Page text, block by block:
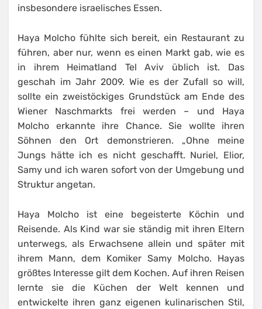
insbesondere israelisches Essen.
Haya Molcho fühlte sich bereit, ein Restaurant zu
führen, aber nur, wenn es einen Markt gab, wie es
in ihrem Heimatland Tel Aviv üblich ist. Das
geschah im Jahr 2009. Wie es der Zufall so will,
sollte ein zweistöckiges Grundstück am Ende des
Wiener Naschmarkts frei werden – und Haya
Molcho erkannte ihre Chance. Sie wollte ihren
Söhnen den Ort demonstrieren. „Ohne meine
Jungs hätte ich es nicht geschafft. Nuriel, Elior,
Samy und ich waren sofort von der Umgebung und
Struktur angetan.
Haya Molcho ist eine begeisterte Köchin und
Reisende. Als Kind war sie ständig mit ihren Eltern
unterwegs, als Erwachsene allein und später mit
ihrem Mann, dem Komiker Samy Molcho. Hayas
größtes Interesse gilt dem Kochen. Auf ihren Reisen
lernte sie die Küchen der Welt kennen und
entwickelte ihren ganz eigenen kulinarischen Stil,